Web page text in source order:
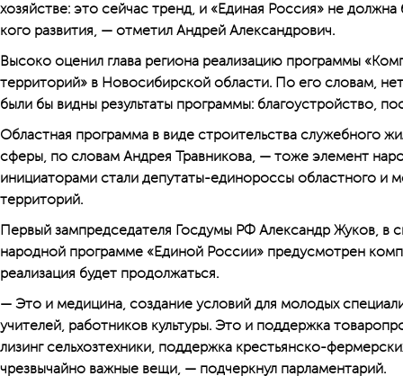
хозяйстве: это сейчас тренд, и «Единая Россия» не
кого развития, — отметил Андрей Александрович.
Высоко оценил глава региона реализацию программы
территорий» в Новосибирской области. По его словам,
были бы видны результаты программы: благоустройство,
Областная программа в виде строительства служебного
сферы, по словам Андрея Травникова, — тоже элемент
инициаторами стали депутаты-единороссы областного и
территорий.
Первый зампредседателя Госдумы РФ Александр Жуков, в
народной программе «Единой России» предусмотрен
реализация будет продолжаться.
— Это и медицина, создание условий для молодых
учителей, работников культуры. Это и поддержка
лизинг сельхозтехники, поддержка крестьянско-
чрезвычайно важные вещи, — подчеркнул парламентарий.